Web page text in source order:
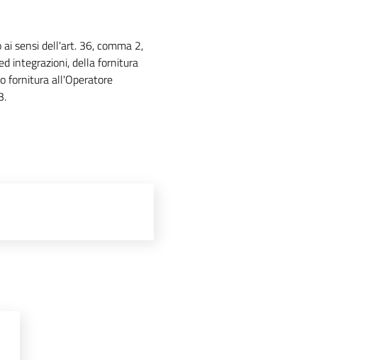
sensi dell'art. 36, comma 2,
integrazioni, della fornitura
fornitura all'Operatore